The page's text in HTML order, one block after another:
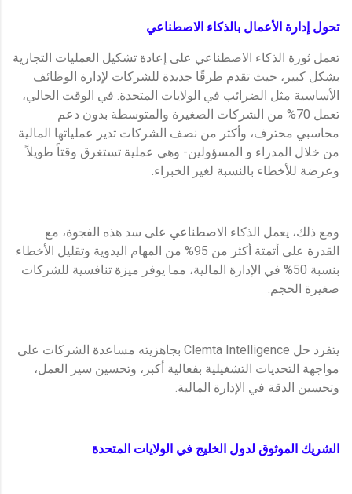
تحول إدارة الأعمال بالذكاء الاصطناعي
تعمل ثورة الذكاء الاصطناعي على إعادة تشكيل العمليات التجارية
بشكل كبير، حيث تقدم طرقًا جديدة للشركات لإدارة الوظائف
الأساسية مثل الضرائب في الولايات المتحدة. في الوقت الحالي،
تعمل 70% من الشركات الصغيرة والمتوسطة بدون دعم
محاسبي محترف، وأكثر من نصف الشركات تدير عملياتها المالية
من خلال المدراء و المسؤولين- وهي عملية تستغرق وقتاً طويلاً
وعرضة للأخطاء بالنسبة لغير الخبراء.
ومع ذلك، يعمل الذكاء الاصطناعي على سد هذه الفجوة، مع
القدرة على أتمتة أكثر من 95% من المهام اليدوية وتقليل الأخطاء
بنسبة 50% في الإدارة المالية، مما يوفر ميزة تنافسية للشركات
صغيرة الحجم.
يتفرد حل Clemta Intelligence بجاهزيته مساعدة الشركات على
مواجهة التحديات التشغيلية بفعالية أكبر، وتحسين سير العمل،
وتحسين الدقة في الإدارة المالية.
الشريك الموثوق لدول الخليج في الولايات المتحدة